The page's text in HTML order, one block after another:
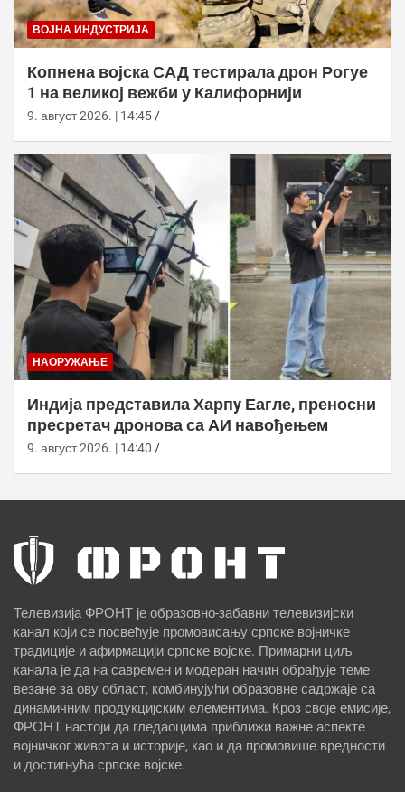
ВОЈНА ИНДУСТРИЈА
Копнена војска САД тестирала дрон Рогуе
1 на великој вежби у Калифорнији
9. август 2026. | 14:45
НАОРУЖАЊЕ
Индија представила Харпy Еагле, преносни
пресретач дронова са АИ навођењем
9. август 2026. | 14:40
Телевизија ФРОНТ је образовно-забавни телевизијски
канал који се посвећује промовисању српске војничке
традиције и афирмацији српске војске. Примарни циљ
канала је да на савремен и модеран начин обрађује теме
везане за ову област, комбинујући образовне садржаје са
динамичним продукцијским елементима. Кроз своје емисије,
ФРОНТ настоји да гледаоцима приближи важне аспекте
војничког живота и историје, као и да промовише вредности
и достигнућа српске војске.